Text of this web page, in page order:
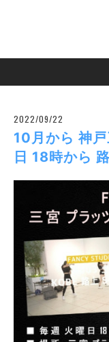
2022/09/22
10月から 神
日 18時から